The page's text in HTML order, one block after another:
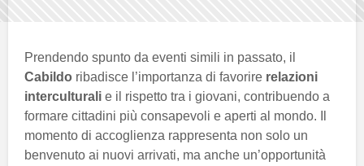
Prendendo spunto da eventi simili in passato, il
Cabildo ribadisce l’importanza di favorire relazioni
interculturali e il rispetto tra i giovani, contribuendo a
formare cittadini più consapevoli e aperti al mondo. Il
momento di accoglienza rappresenta non solo un
benvenuto ai nuovi arrivati, ma anche un’opportunità